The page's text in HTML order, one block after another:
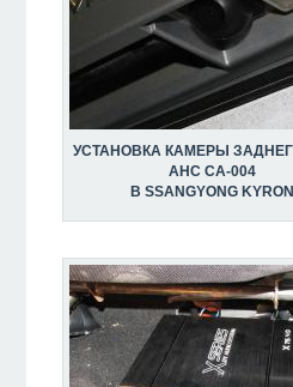
УСТАНОВКА КАМЕРЫ
AHC CA-004
В SSANGYONG KYRON